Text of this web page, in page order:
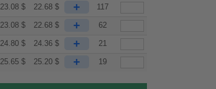
23.08 $ 22.68 $ + 117
23.08 $ 22.68 $ + 62
24.80 $ 24.36 $ + 21
25.65 $ 25.20 $ + 19